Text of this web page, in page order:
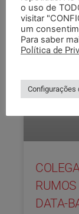
DATA-
o uso de
visitar
um
Para saber
Política de
Configurações